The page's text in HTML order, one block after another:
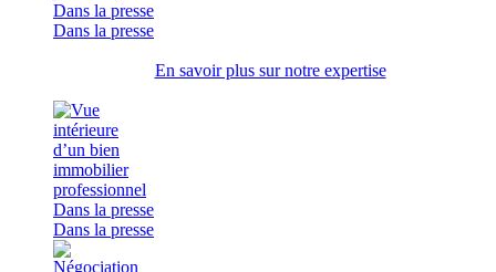
Dans la presse
Dans la presse
En savoir plus sur notre expertise
Dans la presse
Dans la presse